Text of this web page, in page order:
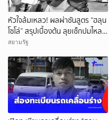
หัวใจล้มเหลว! ผลผ่าชันสูตร “ฮลุน
โซโล่” สรุปเบื้องต้น ลุยเช็กปมไหล
ตาย ยังไม่ตัดทิ้งสารพิษ
สยามรัฐ